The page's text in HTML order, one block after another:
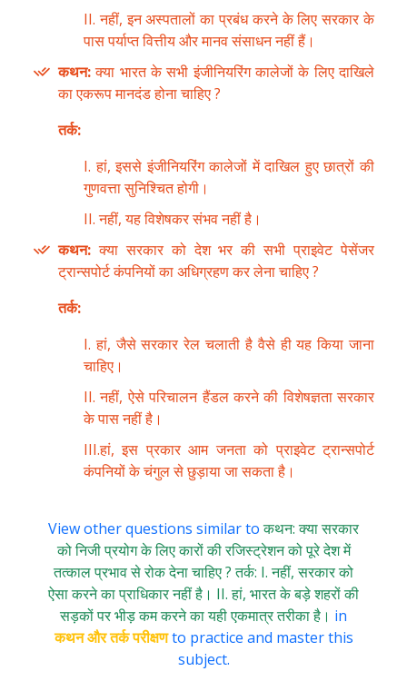
II. नहीं, इन अस्पतालों का प्रबंध करने के लिए सरकार के
पास पर्याप्त वित्तीय और मानव संसाधन नहीं हैं।
कथन:क्या भारत के सभी इंजीनियरिंग कालेजों के लिए दाखिले
का एकरूप मानदंड होना चाहिए ?
तर्क:
I. हां, इससे इंजीनियरिंग कालेजों में दाखिल हुए छात्रों की
गुणवत्ता सुनिश्चित होगी।
II. नहीं, यह विशेषकर संभव नहीं है।
कथन: क्या सरकार को देश भर की सभी प्राइवेट पेसेंजर
ट्रान्सपोर्ट कंपनियों का अधिग्रहण कर लेना चाहिए ?
तर्क:
I. हां, जैसे सरकार रेल चलाती है वैसे ही यह किया जाना
चाहिए।
II. नहीं, ऐसे परिचालन हैंडल करने की विशेषज्ञता सरकार
के पास नहीं है।
III.हां, इस प्रकार आम जनता को प्राइवेट ट्रान्सपोर्ट
कंपनियों के चंगुल से छुड़ाया जा सकता है।
View other questions similar toकथन: क्या सरकार
को निजी प्रयोग के लिए कारों की रजिस्ट्रेशन को पूरे देश में
तत्काल प्रभाव से रोक देना चाहिए ? तर्क: I. नहीं, सरकार को
ऐसा करने का प्राधिकार नहीं है। II. हां, भारत के बड़े शहरों की
सड़कों पर भीड़ कम करने का यही एकमात्र तरीका है। in
कथन और तर्क परीक्षणto practice and master this
subject.